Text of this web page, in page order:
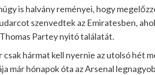
is halvány reményei, hogy
szenvedtek az Emiratesben,
Partey nyitó találatát.
csak hármat kell nyernie az utolsó hét
már hónapok óta az Arsenal